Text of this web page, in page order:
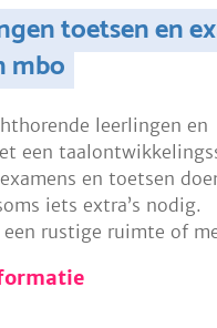
toetsen en
mbo
leerlingen en
een
en toetsen
iets extra’s nodig.
rustige ruimte of